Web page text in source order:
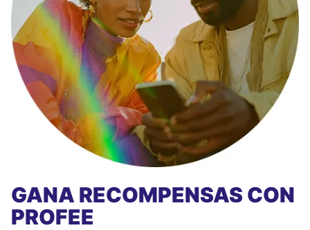
GANA RECOMPENSAS CON
PROFEE